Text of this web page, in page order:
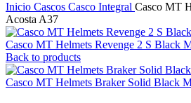
Inicio Cascos Casco Integral Casco MT
Acosta A37
Casco MT Helmets Revenge 2 S Black
Back to products
Casco MT Helmets Braker Solid Black